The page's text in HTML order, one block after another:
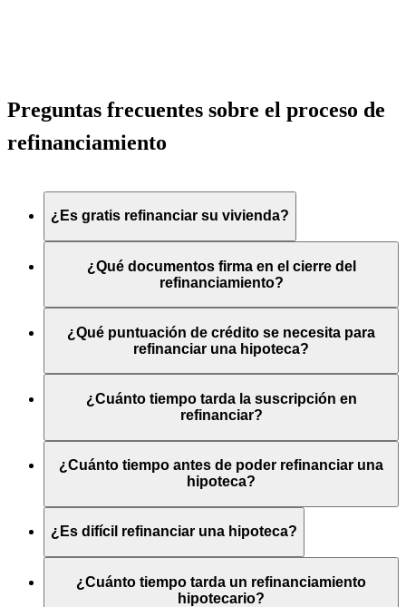
Preguntas frecuentes sobre el proceso de
refinanciamiento
¿Es gratis refinanciar su vivienda?
¿Qué documentos firma en el cierre del
refinanciamiento?
¿Qué puntuación de crédito se necesita para
refinanciar una hipoteca?
¿Cuánto tiempo tarda la suscripción en
refinanciar?
¿Cuánto tiempo antes de poder refinanciar una
hipoteca?
¿Es difícil refinanciar una hipoteca?
¿Cuánto tiempo tarda un refinanciamiento
hipotecario?